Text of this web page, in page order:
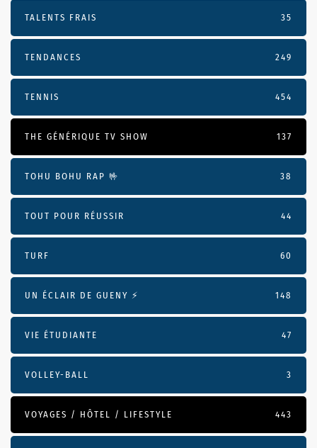
TALENTS FRAIS 35
TENDANCES 249
TENNIS 454
THE GÉNÉRIQUE TV SHOW 137
TOHU BOHU RAP 🤟 38
TOUT POUR RÉUSSIR 44
TURF 60
UN ÉCLAIR DE GUENY ⚡️ 148
VIE ÉTUDIANTE 47
VOLLEY-BALL 3
VOYAGES / HÔTEL / LIFESTYLE 443